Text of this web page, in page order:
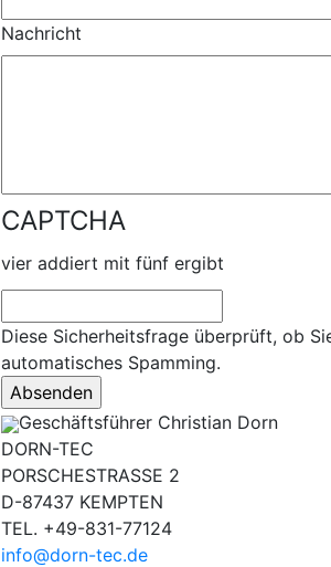
Nachricht
CAPTCHA
vier addiert mit fünf ergibt
Diese Sicherheitsfrage überprüft, ob
automatisches Spamming.
Geschäftsführer Christian Dorn
DORN-TEC
PORSCHESTRASSE 2
D-87437 KEMPTEN
TEL. +49-831-77124
info@dorn-tec.de